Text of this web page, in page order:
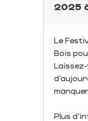
2025
Le
Bois
Plus